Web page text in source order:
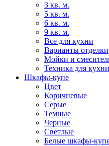
3 кв. м.
5 кв. м.
6 кв. м.
9 кв. м.
Все для кухни
Варианты отделки
Мойки и
Техника для кухни
Шкафы-купе
Цвет
Коричневые
Серые
Темные
Черные
Светлые
Белые шкафы-